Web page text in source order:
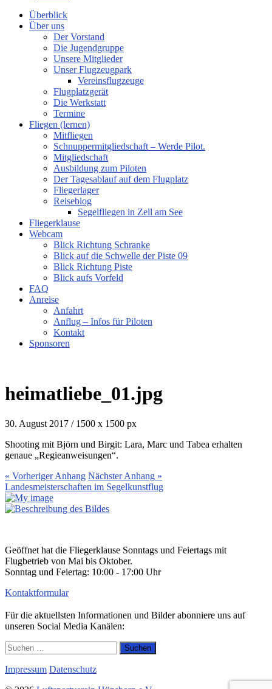
Überblick
Über uns
Der Vorstand
Die Jugendgruppe
Unsere Mitglieder
Unser Flugzeugpark
Vereinsflugzeuge
Flugplatzgerät
Die Werkstatt
Termine
Fliegen (lernen)
Mitfliegen
Schnuppermitgliedschaft – Werde Pilot.
Mitgliedschaft
Ausbildung zum Piloten
Der Tagesablauf auf dem Flugplatz
Fliegerlager
Reiseblog
Segelfliegen in Zell am See
Fliegerklause
Webcam
Blick Richtung Schranke
Blick auf die Schwelle der Piste 09
Blick Richtung Piste
Blick aufs Vorfeld
FAQ
Anreise
Anfahrt
Anflug – Infos für Piloten
Kontakt
Sponsoren
heimatliebe_01.jpg
30. August 2017 / 1500 x 1500 px
Shooting mit Björn und Birgit: Lara, Marc und Tabea erhalten
genaue „Regieanweisungen“.
« VorherigerAnhang NächsterAnhang »
Landesmeisterschaften im Segelkunstflug
Geöffnet hat die Fliegerklause Sonntags und Feiertags mit
Flugbetrieb von Mai bis Oktober.
Sonntag und Feiertag: 10:00 - 17:00 Uhr
Kontaktformular
Für die aktuellsten Informationen und Bilder abonniere uns auf
unseren Social Media Kanälen:
Suchen
nach:
Impressum Datenschutz